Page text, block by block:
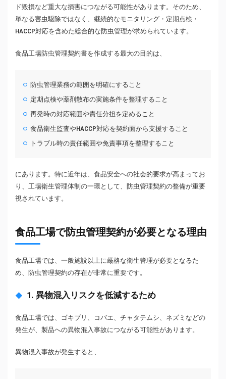
ド毀損など重大な損害につながる可能性があります。そのため、
単なる害虫駆除ではなく、継続的なモニタリング・定期点検・
HACCP対応を含めた総合的な防虫管理が求められています。
食品工場防虫管理契約書を作成する最大の目的は、
防虫管理業務の範囲を明確にすること
定期点検や薬剤散布の実施条件を整理すること
再発時の対応範囲や責任分担を定めること
食品衛生監査やHACCP対応を契約面から支援すること
トラブル時の責任範囲や免責事項を整理すること
にあります。特に近年は、食品安全への社会的要求が高まってお
り、工場衛生管理体制の一環として、防虫管理契約の整備が重要
視されています。
食品工場で防虫管理契約が必要となる理由
食品工場では、一般施設以上に厳格な衛生管理が必要となるた
め、防虫管理契約の存在が非常に重要です。
1. 異物混入リスクを低減するため
食品工場では、ゴキブリ、コバエ、チャタテムシ、ネズミなどの
発生が、製品への異物混入事故につながる可能性があります。
異物混入事故が発生すると、